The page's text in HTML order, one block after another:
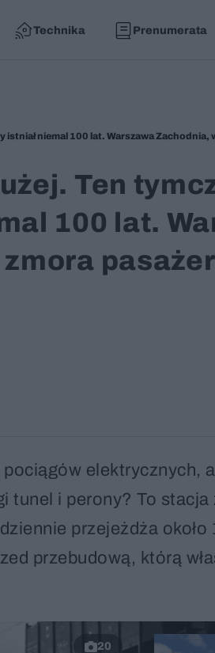
Technika Prenumerata
Ten
100 lat.
elektrycznych,
tunel i perony? To
przejeżdża około
przebudową, którą
20